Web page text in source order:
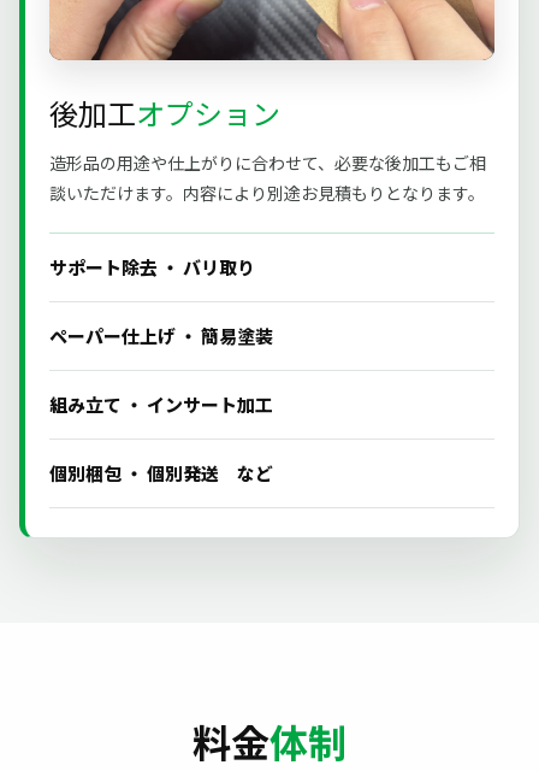
後加工オプション
造形品の用途や仕上がりに合わせて、必要な後加工もご相
談いただけます。内容により別途お見積もりとなります。
サポート除去 ・ バリ取り
ペーパー仕上げ ・ 簡易塗装
組み立て ・ インサート加工
個別梱包 ・ 個別発送 など
料金体制